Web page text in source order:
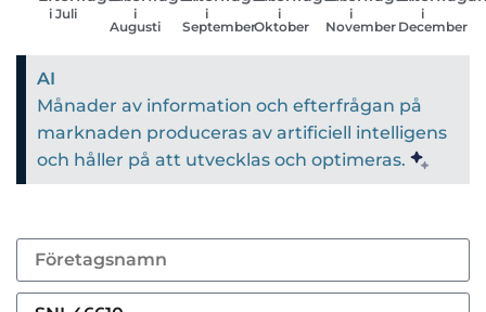
i Juli
i
Augusti
i
September
i
Oktober
i
November
i
December
AI
Månader av information och efterfrågan på
marknaden produceras av artificiell intelligens
och håller på att utvecklas och optimeras.